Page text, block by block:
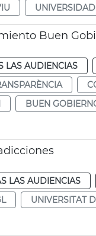
Buen
LAS AUDIENCIAS
BUEN
LAS AUDIENCIAS
UNIVERSITAT